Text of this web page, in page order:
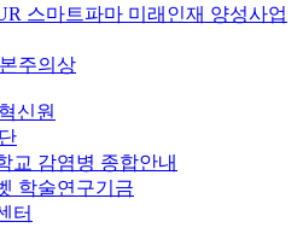
스마트파마 미래인재 양성사업
주의상
신원
교 감염병 종합안내
학술연구기금
터